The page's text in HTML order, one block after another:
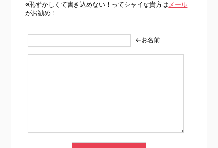
※恥ずかしくて書き込めない！ってシャイな貴方は メール
がお勧め！
←お名前